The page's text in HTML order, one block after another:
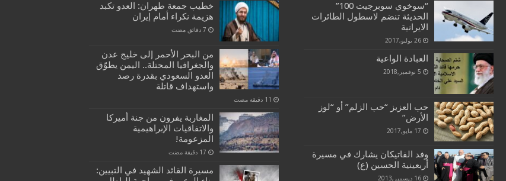
“سوخوي سوبرجيت 100”
الحديثة تنضم لاسطول الطائرات
الايرانية
26 يوليو,2017
العبادة الواعية
5 نوفمبر,2018
حب العزيز “حب الزلم” أو “لوز
الأرض”
17 مايو,2017
وفد الفاتيكان يشارك في مسيرة
أربعينية الحسين (ع)
16 ديسمبر,2013
خطيب جمعة طهران: العدو تكبد
هزيمة نكراء أمام إيران
من البحر الأحمر إلى خليج عدن
والجغرافيا المحتلة.. اليمن يطوّق
العدو السعودي بقدرة رصد
واستهداف قاتلة
المغاربة يفرون من جنة أميركا
والاتفاقيات الإبراهيمية
المزعومة!
مسيرة القائد الشهيد في التبيين: